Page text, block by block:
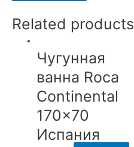
Related products
Чугунная
ванна Roca
Continental
170×70
Испания